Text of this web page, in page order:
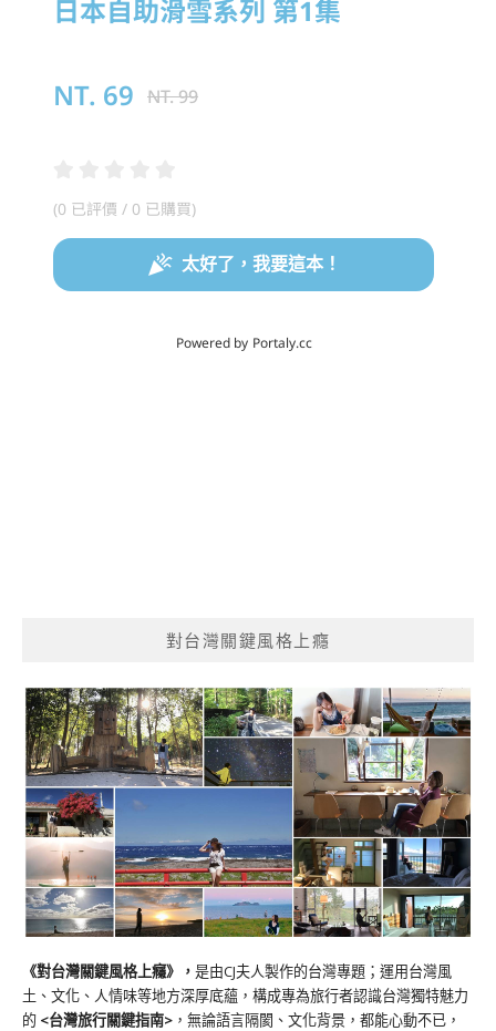
對台灣關鍵風格上癮
《對台灣關鍵風格上癮》 ， 是由CJ夫人製作的台灣專題；運用台灣風
土、文化、人情味等地方深厚底蘊，構成專為旅行者認識台灣獨特魅力
的 <台灣旅行關鍵指南> ，無論語言隔閡、文化背景，都能心動不已，